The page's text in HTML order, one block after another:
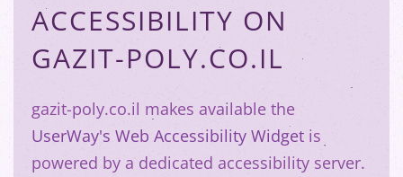
ACCESSIBILITY ON
GAZIT-POLY.CO.IL
gazit-poly.co.il makes available the
UserWay's Web Accessibility Widget is
powered by a dedicated accessibility server.